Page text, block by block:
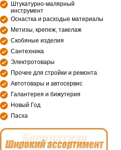
Штукатурно-малярный
инструмент
Оснастка и расходые материалы
Метизы, крепеж, такелаж
Скобяные изделия
Сантехника
Электротовары
Прочее для стройки и ремонта
Автотовары и автосервис
Галантерея и бижутерия
Новый Год
Пасха